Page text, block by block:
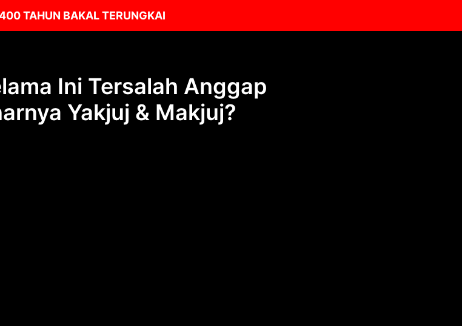
TAHUN BAKAL TERUNGKAI
Ini Tersalah Anggap
Yakjuj & Makjuj?